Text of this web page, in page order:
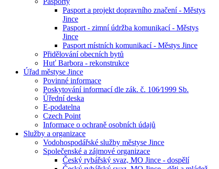
Pasport a projekt dopravního značení - Městys
Jince
Pasport - zimní údržba komunikací - Městys
Jince
Pasport místních komunikací - Městys Jince
Přidělování obecních bytů
Huť Barbora - rekonstrukce
Úřad městyse Jince
Povinné informace
Poskytování informací dle zák. č. 106⁄1999 Sb.
Úřední deska
E-podatelna
Czech Point
Informace o ochraně osobních údajů
Služby a organizace
Vodohospodářské služby městyse Jince
Společenské a zájmové organizace
Český rybářský svaz, MO Jince - dospělí